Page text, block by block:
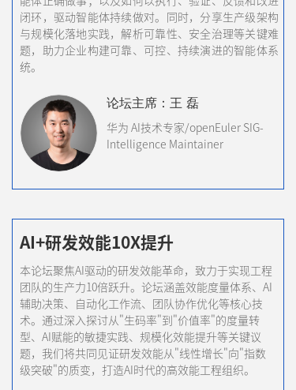
论坛主席 ：王 磊
闭环，驱动智能体持续做对。同时，分享生产级架构
与规模化落地实践，解析可靠性、安全治理等关键难
题，助力企业构建可靠、可控、持续演进的智能体系
统。
华为 AI技术专家/openEuler SIG-
Intelligence Maintainer
本论坛聚焦AI驱动的研发效能革命，致力于实现工程
团队的生产力10倍跃升。论坛涵盖效能度量体系、AI
辅助决策、自动化工作流、团队协作优化等核心技
术。通过深入探讨从"生码率"到"价值率"的度量转
型、AI赋能的敏捷实践、规模化效能提升等关键议
题，我们将共同见证研发效能从"线性增长"向"指数
级突破"的质变，打造AI时代的高效能工程组织。
AI+研发效能10X提升